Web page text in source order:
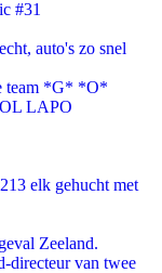
#31
auto's zo snel
team *G* *O*
LAPO
elk gehucht met
Zeeland.
directeur van twee